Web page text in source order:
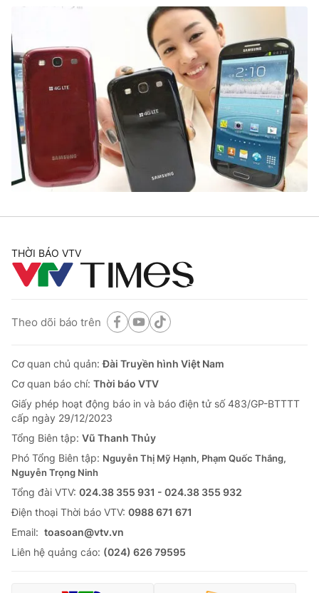
THỜI BÁO VTV
Theo dõi báo trên
Cơ quan chủ quản:Đài Truyền hình Việt Nam
Cơ quan báo chí: Thời báo VTV
Giấy phép hoạt động báo in và báo điện tử số 483/GP-BTTTT
cấp ngày 29/12/2023
Tổng Biên tập: Vũ Thanh Thủy
Phó Tổng Biên tập: Nguyễn Thị Mỹ Hạnh, Phạm Quốc Thắng,
Nguyễn Trọng Ninh
Tổng đài VTV: 024.38 355 931 - 024.38 355 932
Ðiện thoại Thời báo VTV: 0988 671 671
Email: toasoan@vtv.vn
Liên hệ quảng cáo: (024) 626 79595